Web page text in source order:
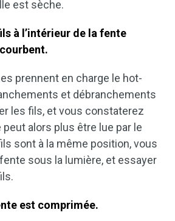
est sèche.
à l’intérieur de la fente
prennent en charge le hot-
et débranchements
les fils, et vous constaterez
peut alors plus être lue par le
sont à la même position, vous
sous la lumière, et essayer
est comprimée.